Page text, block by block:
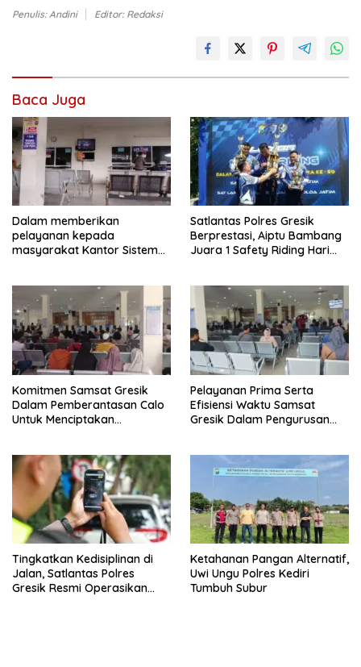
Penulis: Andini Editor: Redaksi
Baca Juga
Dalam memberikan
pelayanan kepada
masyarakat Kantor Sistem
Satlantas Polres Gresik
Berprestasi, Aiptu Bambang
Juara 1 Safety Riding Hari
Komitmen Samsat Gresik
Dalam Pemberantasan Calo
Untuk Menciptakan
Pelayanan Prima Serta
Efisiensi Waktu Samsat
Gresik Dalam Pengurusan
Tingkatkan Kedisiplinan di
Jalan, Satlantas Polres
Gresik Resmi Operasikan
Ketahanan Pangan Alternatif,
Uwi Ungu Polres Kediri
Tumbuh Subur